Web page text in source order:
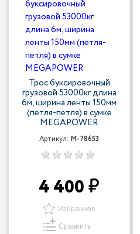
Трос буксировочный
грузовой 53000кг длина
6м, ширина ленты 150мм
(петля-петля) в сумке
MEGAPOWER
Артикул: M-78653
4 400
Избранное
Сравнить